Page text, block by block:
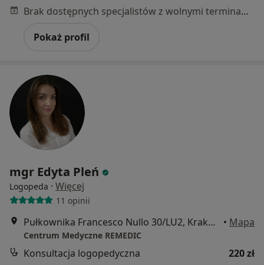
Brak dostępnych specjalistów z wolnymi terminami w tym centrum medycznym.
Pokaż profil
mgr Edyta Pleń
Logopeda · Więcej
11 opinii
Pułkownika Francesco Nullo 30/LU2, Kraków • Mapa
Centrum Medyczne REMEDIC
Konsultacja logopedyczna
220 zł